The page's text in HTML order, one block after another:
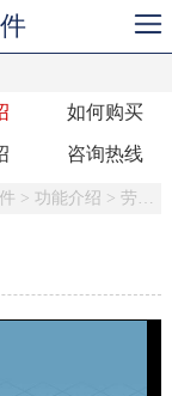
如何购买
咨询热线
> 功能介绍 > 劳务管理